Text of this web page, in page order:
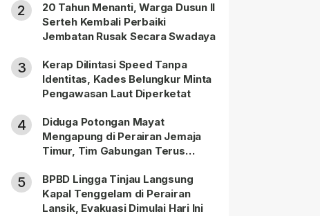
2
20 Tahun Menanti, Warga Dusun II
Serteh Kembali Perbaiki
Jembatan Rusak Secara Swadaya
3
Kerap Dilintasi Speed Tanpa
Identitas, Kades Belungkur Minta
Pengawasan Laut Diperketat
4
Diduga Potongan Mayat
Mengapung di Perairan Jemaja
Timur, Tim Gabungan Terus
5
BPBD Lingga Tinjau Langsung
Kapal Tenggelam di Perairan
Lansik, Evakuasi Dimulai Hari Ini